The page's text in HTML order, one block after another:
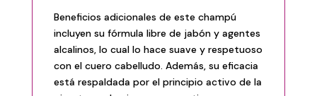
Beneficios adicionales de este champú
incluyen su fórmula libre de jabón y agentes
alcalinos, lo cual lo hace suave y respetuoso
con el cuero cabelludo. Además, su eficacia
está respaldada por el principio activo de la